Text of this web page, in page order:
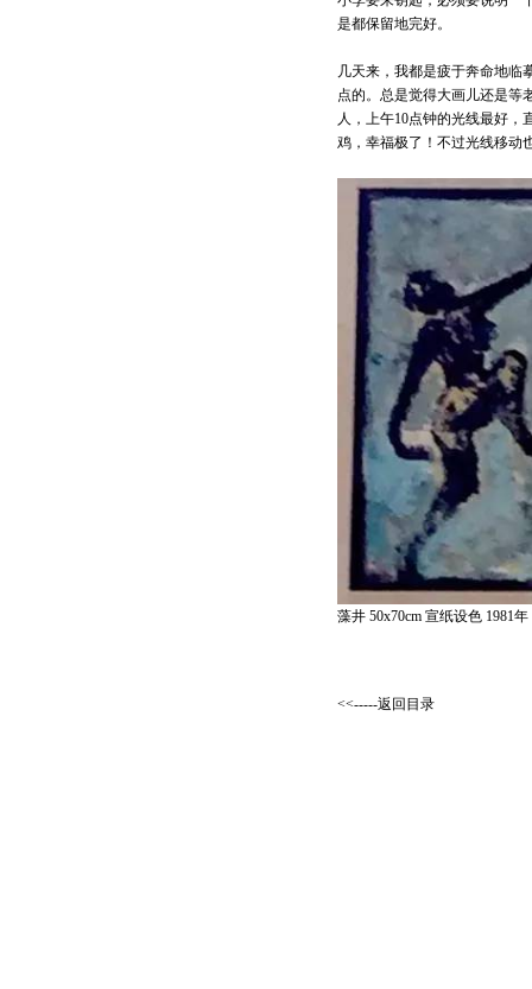
是都保留地完好。
几天来，我都是疲于奔命地临
点的。总是觉得大画儿还是等
人，上午10点钟的光线最好
鸡，幸福极了！不过光线移
藻井 50x70cm 宣纸设色 1981年
<<-----返回目录